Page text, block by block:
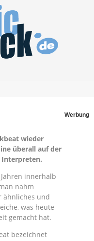
Werbung
wieder
überall auf der
Interpreten.
innerhalb
nahm
ähnliches und
was heute
gemacht hat.
bezeichnet